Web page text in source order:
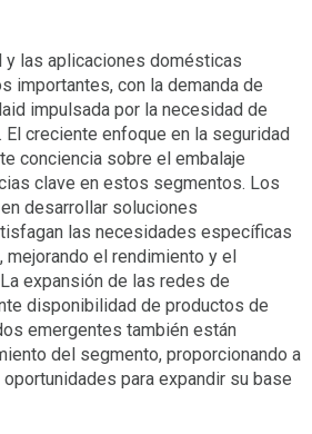
y las aplicaciones domésticas
importantes, con la demanda de
impulsada por la necesidad de
El creciente enfoque en la seguridad
conciencia sobre el embalaje
clave en estos segmentos. Los
desarrollar soluciones
las necesidades específicas
el rendimiento y el
expansión de las redes de
disponibilidad de productos de
emergentes también están
del segmento, proporcionando a
para expandir su base